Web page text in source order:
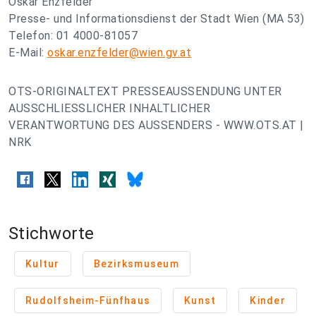
Presse- und Informationsdienst der Stadt Wien (MA 53)
Telefon: 01 4000-81057
E-Mail: oskar.enzfelder@wien.gv.at
OTS-ORIGINALTEXT PRESSEAUSSENDUNG UNTER
AUSSCHLIESSLICHER INHALTLICHER
VERANTWORTUNG DES AUSSENDERS - WWW.OTS.AT |
NRK
Stichworte
Kultur Bezirksmuseum
Rudolfsheim-Fünfhaus Kunst Kinder